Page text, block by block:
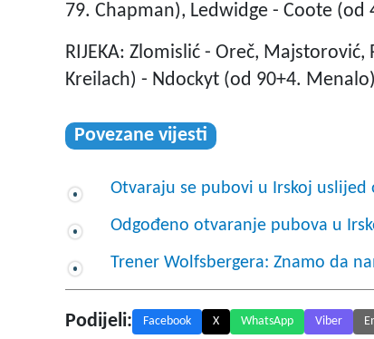
79. Chapman), Ledwidge - Coote
RIJEKA: Zlomislić - Oreč,
Kreilach) - Ndockyt (od 90+4.
Povezane vijesti
Otvaraju se pubovi u Irskoj uslijed
Odgođeno otvaranje pubova u
Trener Wolfsbergera: Znamo da
Podijeli: Facebook X WhatsApp Viber